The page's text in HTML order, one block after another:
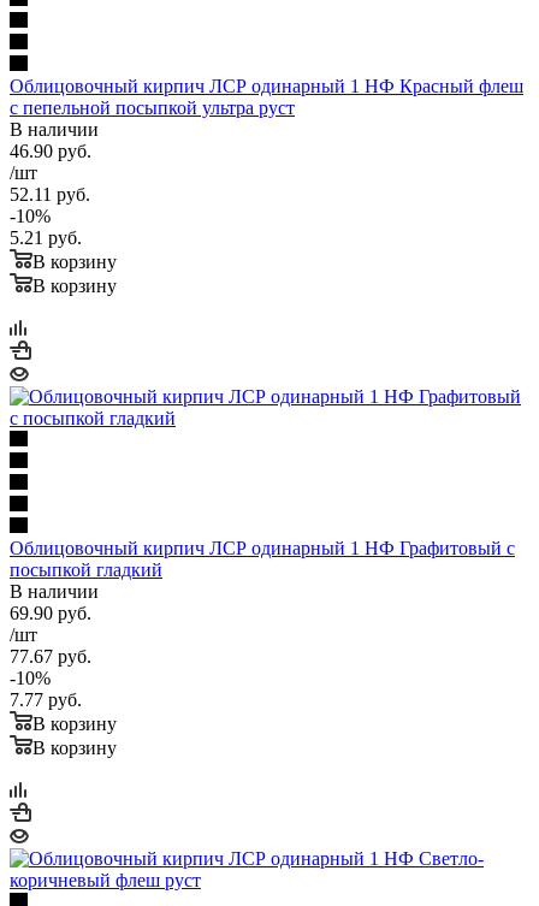
Облицовочный кирпич ЛСР одинарный 1 НФ Красный флеш
с пепельной посыпкой ультра руст
В наличии
46.90 руб.
/шт
52.11 руб.
-10%
5.21 руб.
В корзину
В корзину
Облицовочный кирпич ЛСР одинарный 1 НФ Графитовый с
посыпкой гладкий
В наличии
69.90 руб.
/шт
77.67 руб.
-10%
7.77 руб.
В корзину
В корзину